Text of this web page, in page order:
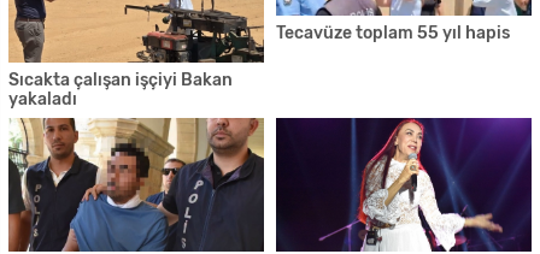
Sıcakta çalışan işçiyi Bakan
yakaladı
Tecavüze toplam 55 yıl hapis